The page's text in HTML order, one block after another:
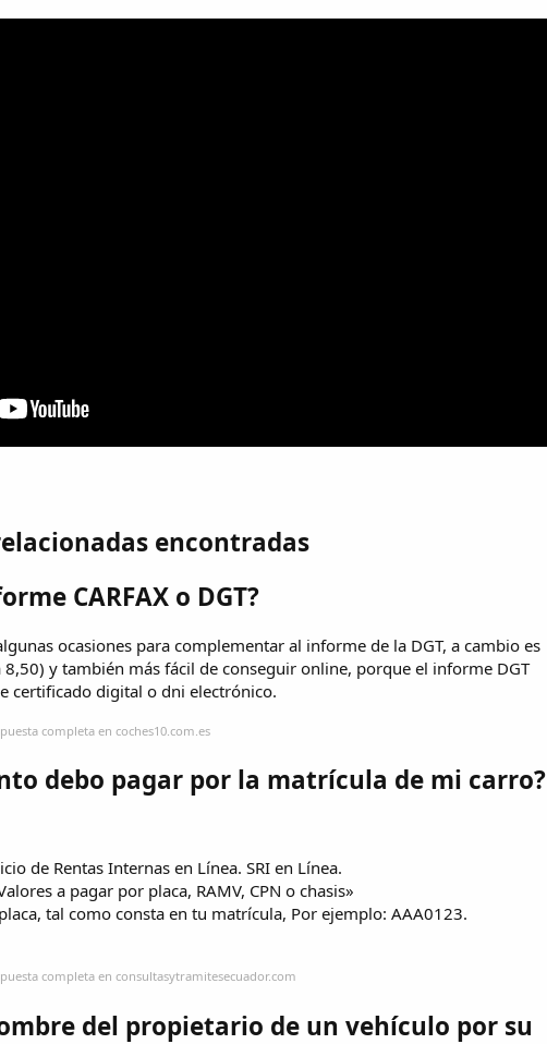
encontradas
CARFAX o DGT?
ocasiones para complementar al informe de la DGT, a cambio es
y también más fácil de conseguir online, porque el informe DGT
certificado digital o dni electrónico.
completa en coches10.com.es
debo pagar por la matrícula de mi carro?
de Rentas Internas en Línea. SRI en Línea.
a pagar por placa, RAMV, CPN o chasis»
tal como consta en tu matrícula, Por ejemplo: AAA0123.
completa en consultasytramitesecuador.com
del propietario de un vehículo por su